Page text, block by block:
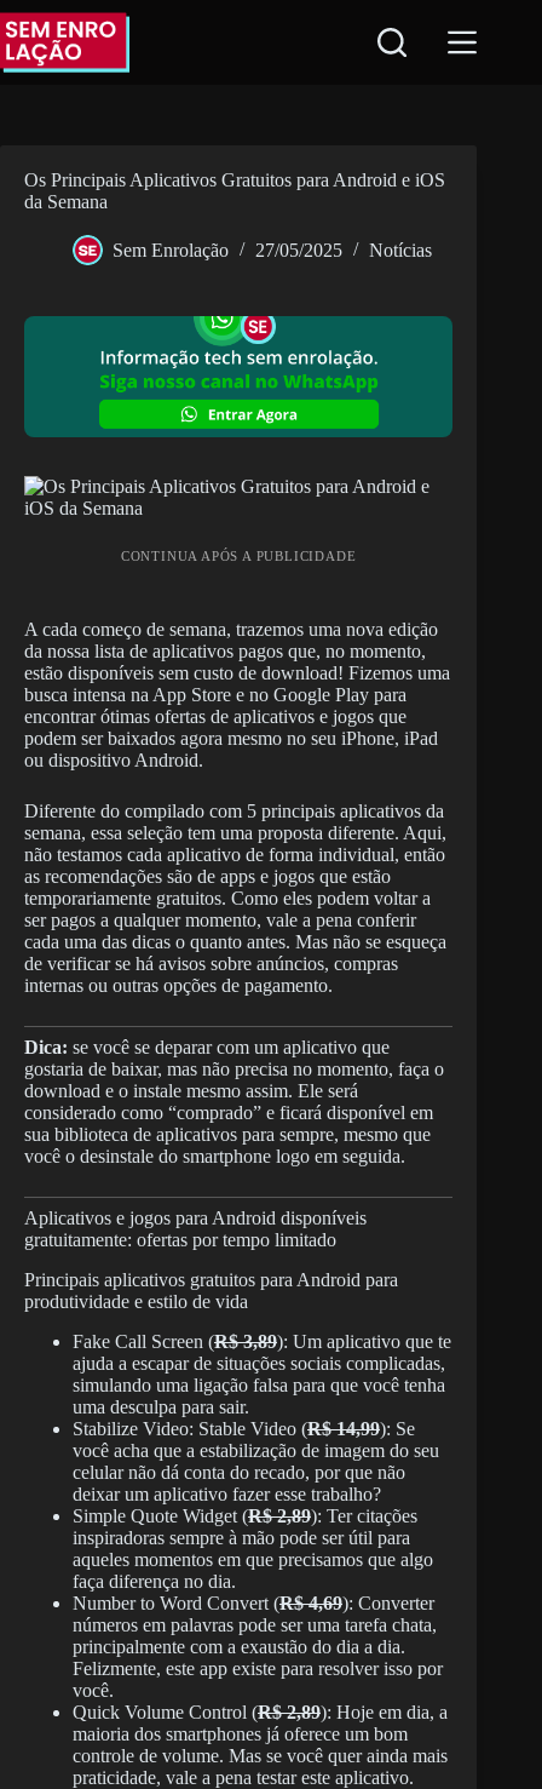
Pular
para
conteúdo
Os Principais Aplicativos Gratuitos para Android e iOS
da Semana
Sem Enrolação 27/05/2025 Notícias
CONTINUA APÓS A PUBLICIDADE
A cada começo de semana, trazemos uma nova edição
da nossa lista de aplicativos pagos que, no momento,
estão disponíveis sem custo de download! Fizemos uma
busca intensa na App Store e no Google Play para
encontrar ótimas ofertas de aplicativos e jogos que
podem ser baixados agora mesmo no seu iPhone, iPad
ou dispositivo Android.
Diferente do compilado com 5 principais aplicativos da
semana, essa seleção tem uma proposta diferente. Aqui,
não testamos cada aplicativo de forma individual, então
as recomendações são de apps e jogos que estão
temporariamente gratuitos. Como eles podem voltar a
ser pagos a qualquer momento, vale a pena conferir
cada uma das dicas o quanto antes. Mas não se esqueça
de verificar se há avisos sobre anúncios, compras
internas ou outras opções de pagamento.
Dica: se você se deparar com um aplicativo que
gostaria de baixar, mas não precisa no momento, faça o
download e o instale mesmo assim. Ele será
considerado como “comprado” e ficará disponível em
sua biblioteca de aplicativos para sempre, mesmo que
você o desinstale do smartphone logo em seguida.
Aplicativos e jogos para Android disponíveis
gratuitamente: ofertas por tempo limitado
Principais aplicativos gratuitos para Android para
produtividade e estilo de vida
Fake Call Screen (R$ 3,89): Um aplicativo que te
ajuda a escapar de situações sociais complicadas,
simulando uma ligação falsa para que você tenha
uma desculpa para sair.
Stabilize Video: Stable Video (R$ 14,99): Se
você acha que a estabilização de imagem do seu
celular não dá conta do recado, por que não
deixar um aplicativo fazer esse trabalho?
Simple Quote Widget (R$ 2,89): Ter citações
inspiradoras sempre à mão pode ser útil para
aqueles momentos em que precisamos que algo
faça diferença no dia.
Number to Word Convert (R$ 4,69): Converter
números em palavras pode ser uma tarefa chata,
principalmente com a exaustão do dia a dia.
Felizmente, este app existe para resolver isso por
você.
Quick Volume Control (R$ 2,89): Hoje em dia, a
maioria dos smartphones já oferece um bom
controle de volume. Mas se você quer ainda mais
praticidade, vale a pena testar este aplicativo.